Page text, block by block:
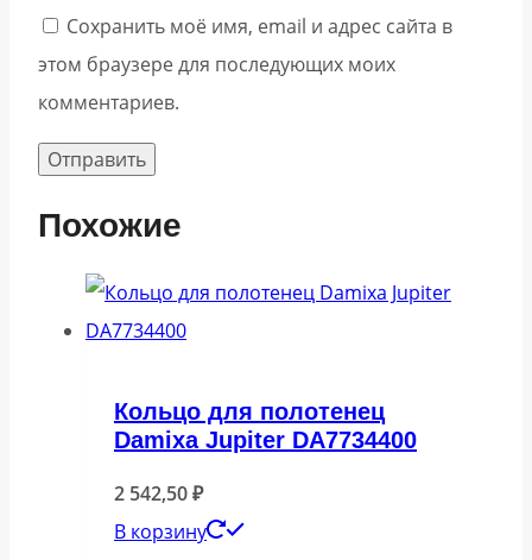
Сохранить моё имя, email и адрес сайта в
этом браузере для последующих моих
комментариев.
Похожие
Кольцо для полотенец
Damixa Jupiter DA7734400
2 542,50₽
В корзину